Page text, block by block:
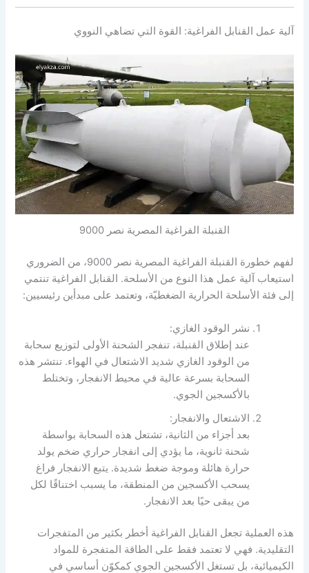
آلية عمل القنابل الفراغية: القوة التي تضاهي النووي
القنبلة الفراغية المصرية نصر 9000
لفهم خطورة القنبلة الفراغية المصرية نصر 9000، من الضروري
استيعاب آلية عمل هذا النوع من الأسلحة. القنابل الفراغية تنتمي
إلى فئة الأسلحة الحرارية الضغطيّة، وتعتمد على مبدأين رئيسيين:
نشر الوقود الغازي:
عند إطلاق القنبلة، تنفجر الشحنة الأولى لتوزيع سحابة
من الوقود الغازي شديد الاشتعال في الهواء. تنتشر هذه
السحابة بسرعة عالية في محيط الانفجار، وتختلط
بالأكسجين الجوي.
الاشتعال والانفجار:
بعد أجزاء من الثانية، تشتعل هذه السحابة بواسطة
شحنة ثانوية، ما يؤدي إلى انفجار حراري ضخم يولد
حرارة هائلة وموجة ضغط شديدة. يتبع الانفجار فراغ
يسحب الأكسجين من المنطقة، ما يسبب اختناقًا لكل
من يبقى حيًا بعد الانفجار.
هذه العملية تجعل القنابل الفراغية أخطر بكثير من المتفجرات
التقليدية. فهي لا تعتمد فقط على الطاقة المتفجرة للمواد
الكيميائية، بل تستغل الأكسجين الجوي كمكوّن أساسي في